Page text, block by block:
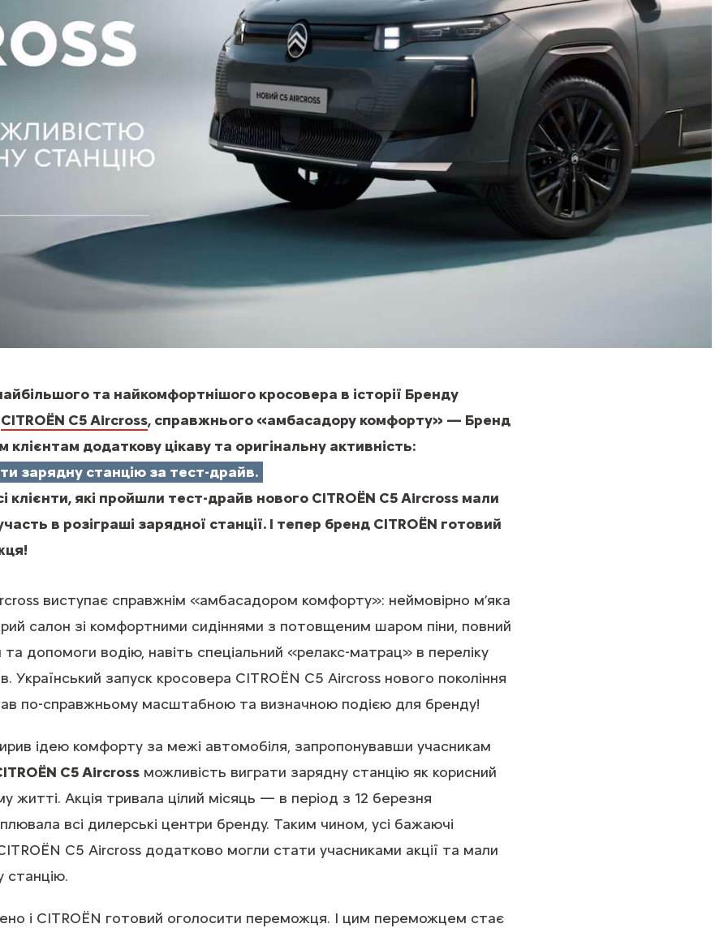
та найкомфортнішого кросовера в історії Бренду
CITROЁN C5 Aircross, справжнього «амбасадору комфорту» — Бренд
клієнтам додаткову цікаву та оригінальну активність:
зарядну станцію за тест-драйв.
клієнти, які пройшли тест-драйв нового CITROЁN C5 Aircross мали
в розіграші зарядної станції. І тепер бренд CITROЁN готовий
виступає справжнім «амбасадором комфорту»: неймовірно м’яка
салон зі комфортними сидіннями з потовщеним шаром піни, повний
допомоги водію, навіть спеціальний «релакс-матрац» в переліку
Український запуск кросовера CITROЁN C5 Aircross нового покоління
по-справжньому масштабною та визначною подією для бренду!
ідею комфорту за межі автомобіля, запропонувавши учасникам
C5 Aircross можливість виграти зарядну станцію як корисний
житті. Акція тривала цілий місяць — в період з 12 березня
всі дилерські центри бренду. Таким чином, усі бажаючі
C5 Aircross додатково могли стати учасниками акції та мали
станцію.
і CITROЁN готовий оголосити переможця. І цим переможцем стає